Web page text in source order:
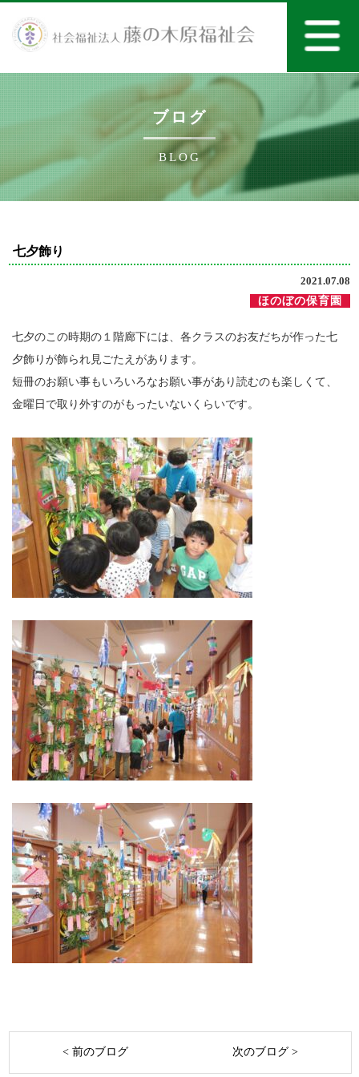
ブログ
BLOG
七夕飾り
2021.07.08
ほのぼの保育園
七夕のこの時期の１階廊下には、各クラスのお友だちが作った七
夕飾りが飾られ見ごたえがあります。
短冊のお願い事もいろいろなお願い事があり読むのも楽しくて、
金曜日で取り外すのがもったいないくらいです。
< 前のブログ 次のブログ >